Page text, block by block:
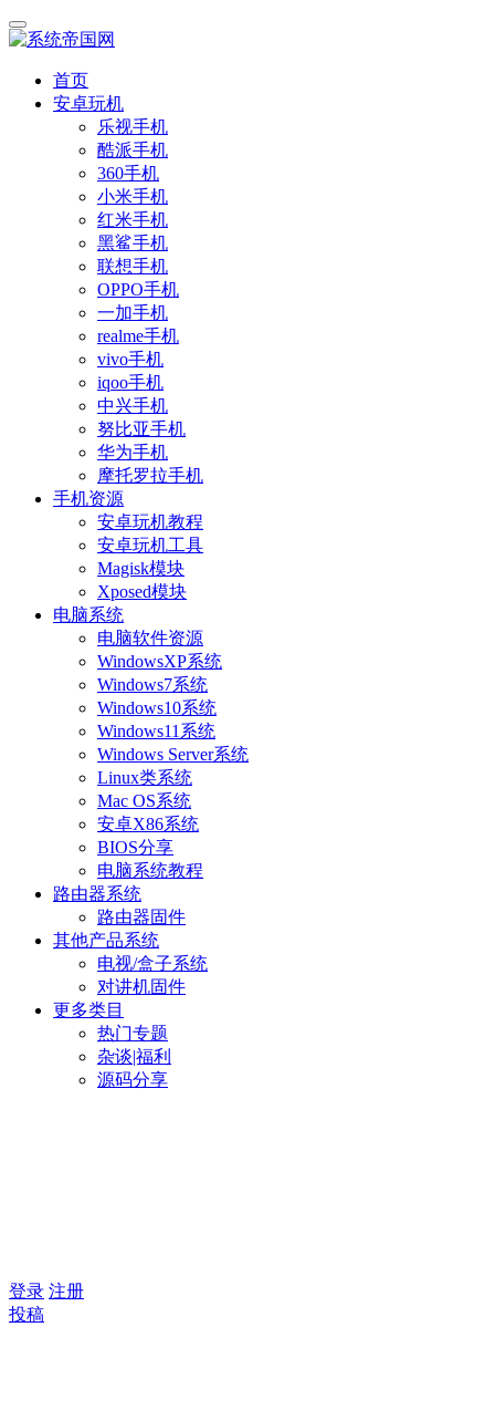
首页
安卓玩机
乐视手机
酷派手机
360手机
小米手机
红米手机
黑鲨手机
联想手机
OPPO手机
一加手机
realme手机
vivo手机
iqoo手机
中兴手机
努比亚手机
华为手机
摩托罗拉手机
手机资源
安卓玩机教程
安卓玩机工具
Magisk模块
Xposed模块
电脑系统
电脑软件资源
WindowsXP系统
Windows7系统
Windows10系统
Windows11系统
Windows Server系统
Linux类系统
Mac OS系统
安卓X86系统
BIOS分享
电脑系统教程
路由器系统
路由器固件
其他产品系统
电视/盒子系统
对讲机固件
更多类目
热门专题
杂谈|福利
源码分享
登录 注册
投稿